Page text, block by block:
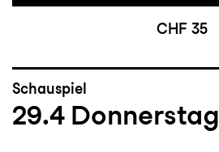
CHF 35
Schauspiel
29.4 Donnerstag